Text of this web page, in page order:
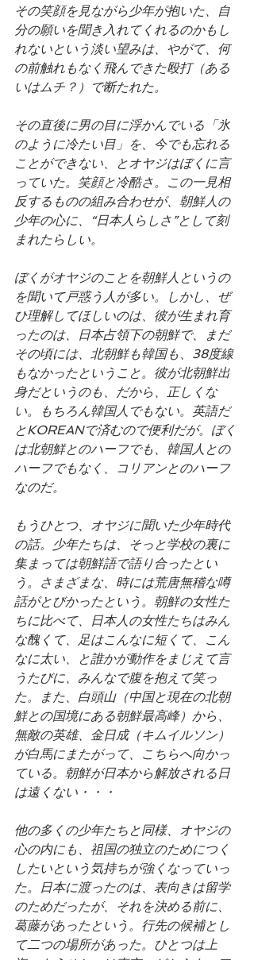
その笑顔を見ながら少年が抱いた、自
分の願いを聞き入れてくれるのかもし
れないという淡い望みは、やがて、何
の前触れもなく飛んできた殴打（ある
いはムチ？）で断たれた。
その直後に男の目に浮かんでいる「氷
のように冷たい目」を、今でも忘れる
ことができない、とオヤジはぼくに言
っていた。笑顔と冷酷さ。この一見相
反するものの組み合わせが、朝鮮人の
少年の心に、“日本人らしさ”として刻
まれたらしい。
ぼくがオヤジのことを朝鮮人というの
を聞いて戸惑う人が多い。しかし、ぜ
ひ理解してほしいのは、彼が生まれ育
ったのは、日本占領下の朝鮮で、まだ
その頃には、北朝鮮も韓国も、38度線
もなかったということ。彼が北朝鮮出
身だというのも、だから、正しくな
い。もちろん韓国人でもない。英語だ
とKOREANで済むので便利だが。ぼく
は北朝鮮とのハーフでも、韓国人との
ハーフでもなく、コリアンとのハーフ
なのだ。
もうひとつ、オヤジに聞いた少年時代
の話。少年たちは、そっと学校の裏に
集まっては朝鮮語で語り合ったとい
う。さまざまな、時には荒唐無稽な噂
話がとびかったという。朝鮮の女性た
ちに比べて、日本人の女性たちはみん
な醜くて、足はこんなに短くて、こん
なに太い、と誰かが動作をまじえて言
うたびに、みんなで腹を抱えて笑っ
た。また、白頭山（中国と現在の北朝
鮮との国境にある朝鮮最高峰）から、
無敵の英雄、金日成（キムイルソン）
が白馬にまたがって、こちらへ向かっ
ている。朝鮮が日本から解放される日
は遠くない・・・
他の多くの少年たちと同様、オヤジの
心の内にも、祖国の独立のためにつく
したいという気持ちが強くなっていっ
た。日本に渡ったのは、表向きは留学
のためだったが、それを決める前に、
葛藤があったという。行先の候補とし
て二つの場所があった。ひとつは上